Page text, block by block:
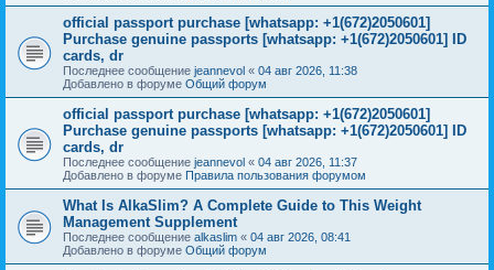
official passport purchase [whatsapp: +1(672)2050601]
Purchase genuine passports [whatsapp: +1(672)2050601] ID
cards, dr
Последнее сообщение jeannevol « 04 авг 2026, 11:38
Добавлено в форуме Общий форум
official passport purchase [whatsapp: +1(672)2050601]
Purchase genuine passports [whatsapp: +1(672)2050601] ID
cards, dr
Последнее сообщение jeannevol « 04 авг 2026, 11:37
Добавлено в форуме Правила пользования форумом
What Is AlkaSlim? A Complete Guide to This Weight
Management Supplement
Последнее сообщение alkaslim « 04 авг 2026, 08:41
Добавлено в форуме Общий форум